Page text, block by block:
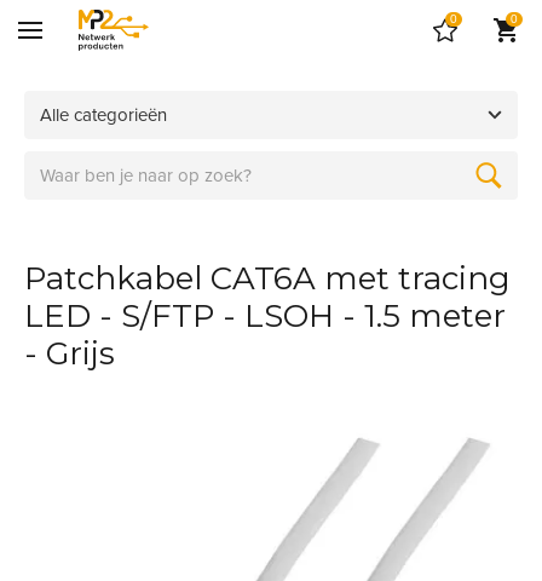
0 0
Alle categorieën
Patchkabel CAT6A met tracing
LED - S/FTP - LSOH - 1.5 meter
- Grijs